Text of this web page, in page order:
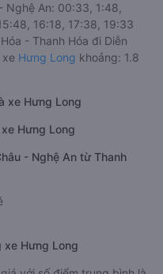
Nghệ An: 00:33, 1:48,
16:18, 17:38, 19:33
- Thanh Hóa đi Diễn
Hưng Long khoảng: 1.8
xe Hưng Long
Hưng Long
- Nghệ An từ Thanh
xe Hưng Long